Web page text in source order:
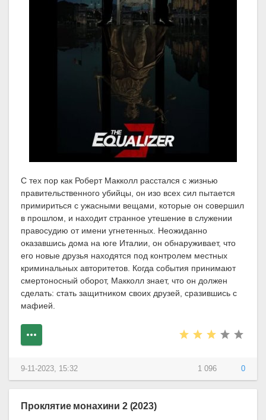
С тех пор как Роберт Макколл расстался с жизнью
правительственного убийцы, он изо всех сил пытается
примириться с ужасными вещами, которые он совершил
в прошлом, и находит странное утешение в служении
правосудию от имени угнетенных. Неожиданно
оказавшись дома на юге Италии, он обнаруживает, что
его новые друзья находятся под контролем местных
криминальных авторитетов. Когда события принимают
смертоносный оборот, Макколл знает, что он должен
сделать: стать защитником своих друзей, сразившись с
мафией.
1 096 0
9-11-2023, 15:32
Проклятие монахини 2 (2023)